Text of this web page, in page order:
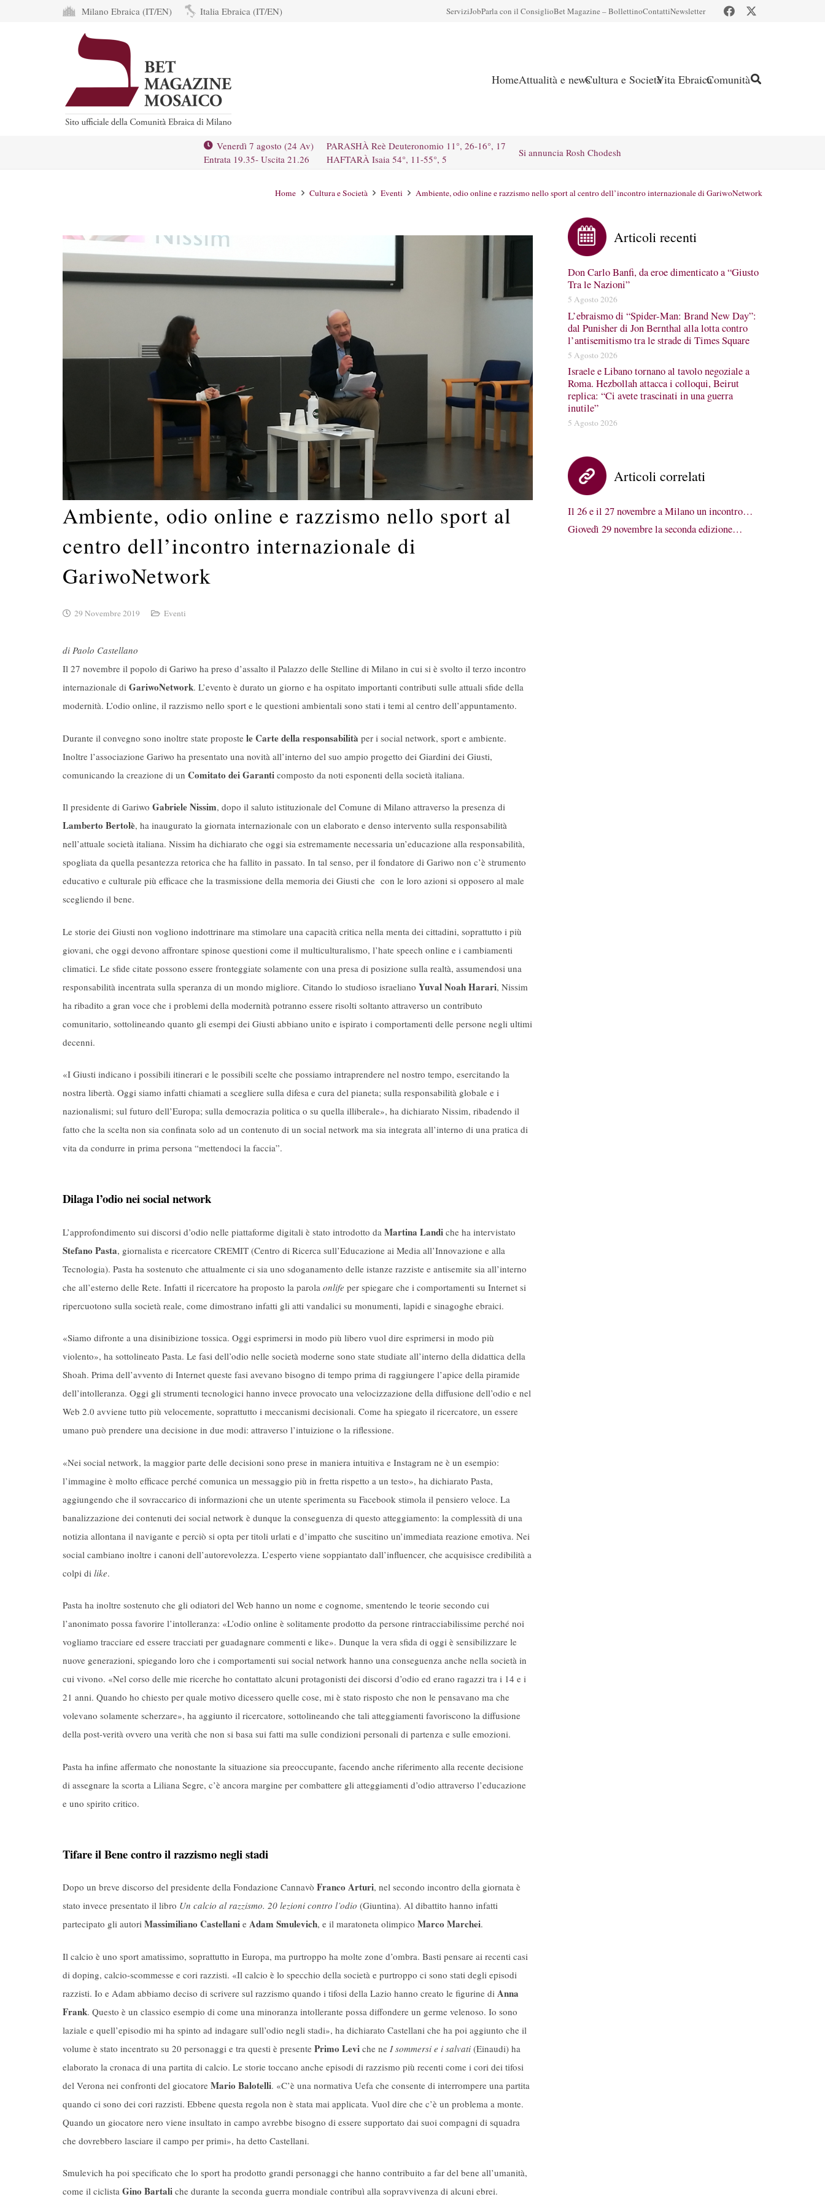
Milano Ebraica (IT/EN) Italia Ebraica (IT/EN) ServiziJobParla con il ConsiglioBet Magazine – BollettinoContattiNewsletter
HomeAttualità e newsCultura e SocietàVita EbraicaComunità
Venerdì 7 agosto (24 Av)
Entrata 19.35- Uscita 21.26
PARASHÀ Reè Deuteronomio 11°, 26-16°, 17
HAFTARÀ Isaia 54°, 11-55°, 5
Si annuncia Rosh Chodesh
Home Cultura e Società Eventi Ambiente, odio online e razzismo nello sport al centro dell’incontro internazionale di GariwoNetwork
Ambiente, odio online e razzismo nello sport al
centro dell’incontro internazionale di
GariwoNetwork
29 Novembre 2019 Eventi
di Paolo Castellano
Il 27 novembre il popolo di Gariwo ha preso d’assalto il Palazzo delle Stelline di Milano in cui si è svolto il terzo incontro
internazionale di GariwoNetwork. L’evento è durato un giorno e ha ospitato importanti contributi sulle attuali sfide della
modernità. L’odio online, il razzismo nello sport e le questioni ambientali sono stati i temi al centro dell’appuntamento.
Durante il convegno sono inoltre state proposte le Carte della responsabilità per i social network, sport e ambiente.
Inoltre l’associazione Gariwo ha presentato una novità all’interno del suo ampio progetto dei Giardini dei Giusti,
comunicando la creazione di un Comitato dei Garanti composto da noti esponenti della società italiana.
Il presidente di Gariwo Gabriele Nissim, dopo il saluto istituzionale del Comune di Milano attraverso la presenza di
Lamberto Bertolè, ha inaugurato la giornata internazionale con un elaborato e denso intervento sulla responsabilità
nell’attuale società italiana. Nissim ha dichiarato che oggi sia estremamente necessaria un’educazione alla responsabilità,
spogliata da quella pesantezza retorica che ha fallito in passato. In tal senso, per il fondatore di Gariwo non c’è strumento
educativo e culturale più efficace che la trasmissione della memoria dei Giusti che con le loro azioni si opposero al male
scegliendo il bene.
Le storie dei Giusti non vogliono indottrinare ma stimolare una capacità critica nella menta dei cittadini, soprattutto i più
giovani, che oggi devono affrontare spinose questioni come il multiculturalismo, l’hate speech online e i cambiamenti
climatici. Le sfide citate possono essere fronteggiate solamente con una presa di posizione sulla realtà, assumendosi una
responsabilità incentrata sulla speranza di un mondo migliore. Citando lo studioso israeliano YuvalNoah Harari, Nissim
ha ribadito a gran voce che i problemi della modernità potranno essere risolti soltanto attraverso un contributo
comunitario, sottolineando quanto gli esempi dei Giusti abbiano unito e ispirato i comportamenti delle persone negli ultimi
decenni.
«I Giusti indicano i possibili itinerari e le possibili scelte che possiamo intraprendere nel nostro tempo, esercitando la
nostra libertà. Oggi siamo infatti chiamati a scegliere sulla difesa e cura del pianeta; sulla responsabilità globale e i
nazionalismi; sul futuro dell’Europa; sulla democrazia politica o su quella illiberale», ha dichiarato Nissim, ribadendo il
fatto che la scelta non sia confinata solo ad un contenuto di un social network ma sia integrata all’interno di una pratica di
vita da condurre in prima persona “mettendoci la faccia”.
Dilaga l’odio nei social network
L’approfondimento sui discorsi d’odio nelle piattaforme digitali è stato introdotto da Martina Landi che ha intervistato
Stefano Pasta, giornalista e ricercatore CREMIT (Centro di Ricerca sull’Educazione ai Media all’Innovazione e alla
Tecnologia). Pasta ha sostenuto che attualmente ci sia uno sdoganamento delle istanze razziste e antisemite sia all’interno
che all’esterno delle Rete. Infatti il ricercatore ha proposto la parola onlife per spiegare che i comportamenti su Internet si
ripercuotono sulla società reale, come dimostrano infatti gli atti vandalici su monumenti, lapidi e sinagoghe ebraici.
«Siamo difronte a una disinibizione tossica. Oggi esprimersi in modo più libero vuol dire esprimersi in modo più
violento», ha sottolineato Pasta. Le fasi dell’odio nelle società moderne sono state studiate all’interno della didattica della
Shoah. Prima dell’avvento di Internet queste fasi avevano bisogno di tempo prima di raggiungere l’apice della piramide
dell’intolleranza. Oggi gli strumenti tecnologici hanno invece provocato una velocizzazione della diffusione dell’odio e nel
Web 2.0 avviene tutto più velocemente, soprattutto i meccanismi decisionali. Come ha spiegato il ricercatore, un essere
umano può prendere una decisione in due modi: attraverso l’intuizione o la riflessione.
«Nei social network, la maggior parte delle decisioni sono prese in maniera intuitiva e Instagram ne è un esempio:
l’immagine è molto efficace perché comunica un messaggio più in fretta rispetto a un testo», ha dichiarato Pasta,
aggiungendo che il sovraccarico di informazioni che un utente sperimenta su Facebook stimola il pensiero veloce. La
banalizzazione dei contenuti dei social network è dunque la conseguenza di questo atteggiamento: la complessità di una
notizia allontana il navigante e perciò si opta per titoli urlati e d’impatto che suscitino un’immediata reazione emotiva. Nei
social cambiano inoltre i canoni dell’autorevolezza. L’esperto viene soppiantato dall’influencer, che acquisisce credibilità a
colpi di like.
Pasta ha inoltre sostenuto che gli odiatori del Web hanno un nome e cognome, smentendo le teorie secondo cui
l’anonimato possa favorire l’intolleranza: «L’odio online è solitamente prodotto da persone rintracciabilissime perché noi
vogliamo tracciare ed essere tracciati per guadagnare commenti e like». Dunque la vera sfida di oggi è sensibilizzare le
nuove generazioni, spiegando loro che i comportamenti sui social network hanno una conseguenza anche nella società in
cui vivono. «Nel corso delle mie ricerche ho contattato alcuni protagonisti dei discorsi d’odio ed erano ragazzi tra i 14 e i
21 anni. Quando ho chiesto per quale motivo dicessero quelle cose, mi è stato risposto che non le pensavano ma che
volevano solamente scherzare», ha aggiunto il ricercatore, sottolineando che tali atteggiamenti favoriscono la diffusione
della post-verità ovvero una verità che non si basa sui fatti ma sulle condizioni personali di partenza e sulle emozioni.
Pasta ha infine affermato che nonostante la situazione sia preoccupante, facendo anche riferimento alla recente decisione
di assegnare la scorta a Liliana Segre, c’è ancora margine per combattere gli atteggiamenti d’odio attraverso l’educazione
e uno spirito critico.
Tifare il Bene contro il razzismo negli stadi
Dopo un breve discorso del presidente della Fondazione Cannavò Franco Arturi, nel secondo incontro della giornata è
stato invece presentato il libro Un calcio al razzismo. 20 lezioni contro l’odio (Giuntina). Al dibattito hanno infatti
partecipato gli autori Massimiliano Castellani e Adam Smulevich, e il maratoneta olimpico Marco Marchei.
Il calcio è uno sport amatissimo, soprattutto in Europa, ma purtroppo ha molte zone d’ombra. Basti pensare ai recenti casi
di doping, calcio-scommesse e cori razzisti. «Il calcio è lo specchio della società e purtroppo ci sono stati degli episodi
razzisti. Io e Adam abbiamo deciso di scrivere sul razzismo quando i tifosi della Lazio hanno creato le figurine di Anna
Frank. Questo è un classico esempio di come una minoranza intollerante possa diffondere un germe velenoso. Io sono
laziale e quell’episodio mi ha spinto ad indagare sull’odio negli stadi», ha dichiarato Castellani che ha poi aggiunto che il
volume è stato incentrato su 20 personaggi e tra questi è presente Primo Levi che ne I sommersi e i salvati (Einaudi) ha
elaborato la cronaca di una partita di calcio. Le storie toccano anche episodi di razzismo più recenti come i cori dei tifosi
del Verona nei confronti del giocatore Mario Balotelli. «C’è una normativa Uefa che consente di interrompere una partita
quando ci sono dei cori razzisti. Ebbene questa regola non è stata mai applicata. Vuol dire che c’è un problema a monte.
Quando un giocatore nero viene insultato in campo avrebbe bisogno di essere supportato dai suoi compagni di squadra
che dovrebbero lasciare il campo per primi», ha detto Castellani.
Smulevich ha poi specificato che lo sport ha prodotto grandi personaggi che hanno contribuito a far del bene all’umanità,
come il ciclista Gino Bartali che durante la seconda guerra mondiale contribuì alla sopravvivenza di alcuni ebrei.
Articoli recenti
Don Carlo Banfi, da eroe dimenticato a “Giusto
Tra le Nazioni”
5 Agosto 2026
L’ebraismo di “Spider-Man: Brand New Day”:
dal Punisher di Jon Bernthal alla lotta contro
l’antisemitismo tra le strade di Times Square
5 Agosto 2026
Israele e Libano tornano al tavolo negoziale a
Roma. Hezbollah attacca i colloqui, Beirut
replica: “Ci avete trascinati in una guerra
inutile”
5 Agosto 2026
Articoli correlati
Il 26 e il 27 novembre a Milano un incontro…
Giovedì 29 novembre la seconda edizione…